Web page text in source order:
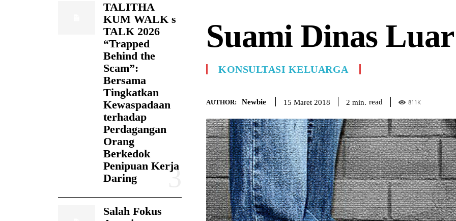
TALITHA
KUM WALK s
TALK 2026
“Trapped
Behind the
Scam”:
Bersama
Tingkatkan
Kewaspadaan
terhadap
Perdagangan
Orang
Berkedok
Penipuan Kerja
Daring
Salah Fokus
Suami Dinas
KONSULTASI KELUARGA
AUTHOR: Newbie 15 Maret 2018 2 min. read 811 K